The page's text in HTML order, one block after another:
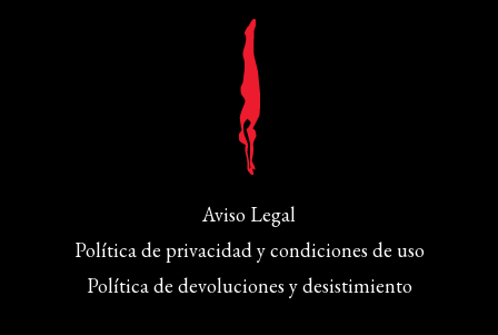
Aviso Legal
Política de privacidad y condiciones de uso
Política de devoluciones y desistimiento